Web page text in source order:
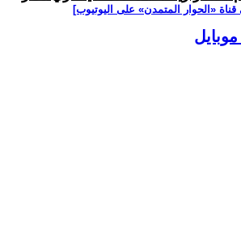
‫«الحوار المتمدن» على اليوتيوب]